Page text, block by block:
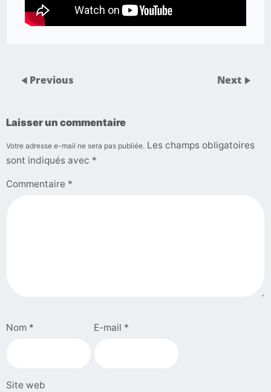
Previous Next
Laisser un commentaire
Votre adresse e-mail ne sera pas publiée. Les champs obligatoires
sont indiqués avec *
Commentaire *
Nom * E-mail *
Site web